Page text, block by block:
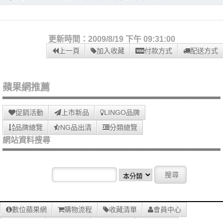
更新時間：2009/8/19 下午 09:31:00
上一頁 加入收藏 付款方式 配送方式
蘋果網推薦
促銷活動 上市新品
LINGO品牌
品牌總覽
NG品出清 分類總覽
網站資料搜尋
數位蘋果網 購物流程 收藏清單 會員中心